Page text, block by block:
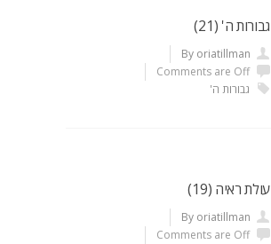
גבורות ה' (21)
By oriatillman
Comments are Off
גבורות ה'
עולת ראיה (19)
By oriatillman
Comments are Off